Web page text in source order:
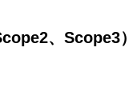
、Scope3）